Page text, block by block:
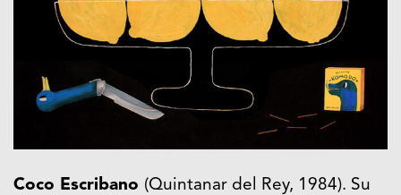
Coco Escribano (Quintanar del Rey, 1984). Su